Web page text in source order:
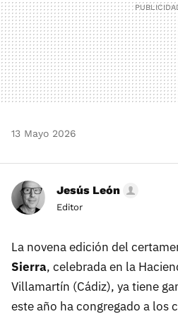
13 Mayo 2026
Jesús León
Editor
La novena edición del
Sierra, celebrada en la
Villamartín (Cádiz), ya tiene
este año ha congregado a los